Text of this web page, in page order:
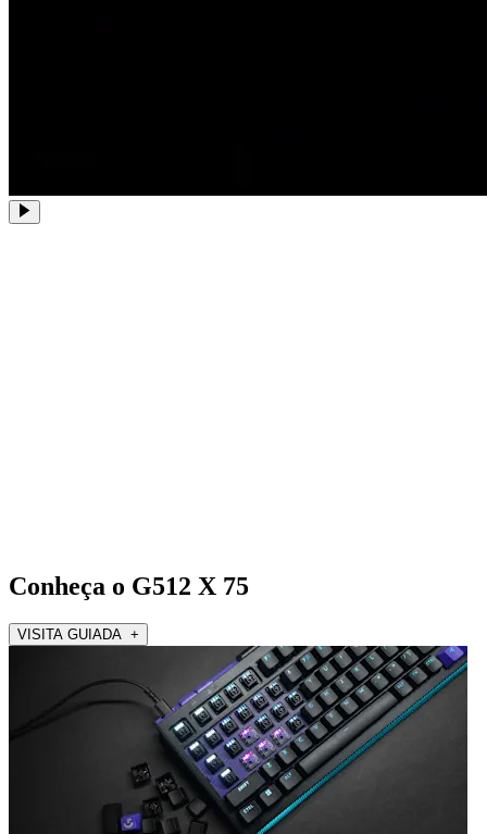
Conheça o G512 X 75
VISITA GUIADA +